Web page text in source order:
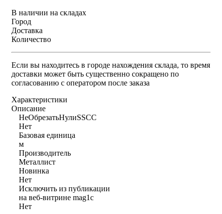
В наличии на складах
Город
Доставка
Количество
Если вы находитесь в городе нахождения склада, то время
доставки может быть существенно сокращено по
согласованию с оператором после заказа
Характеристики
Описание
НеОбрезатьНулиSSCC
Нет
Базовая единица
м
Производитель
Металлист
Новинка
Нет
Исключить из публикации
на веб-витрине mag1c
Нет